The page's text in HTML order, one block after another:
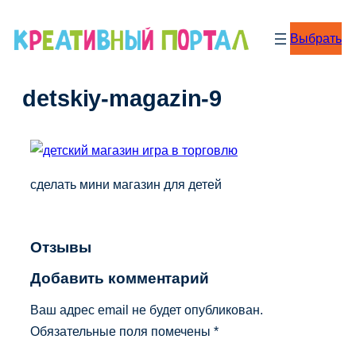
Выбрать
detskiy-magazin-9
сделать мини магазин для детей
Отзывы
Добавить комментарий
Ваш адрес email не будет опубликован.
Обязательные поля помечены *